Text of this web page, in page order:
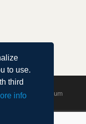
to use.
third
infoby Agendum